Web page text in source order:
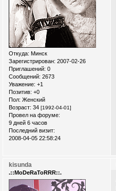
Откуда: Минск
Зарегистрирован: 2007-02-26
Приглашений: 0
Сообщений: 2673
Уважение: +1
Позитив: +0
Пол: Женский
Возраст: 34 [1992-04-01]
Провел на форуме:
9 дней 6 часов
Последний визит:
2008-04-05 22:58:24
kisunda
.::MoDeRaToRRR::.